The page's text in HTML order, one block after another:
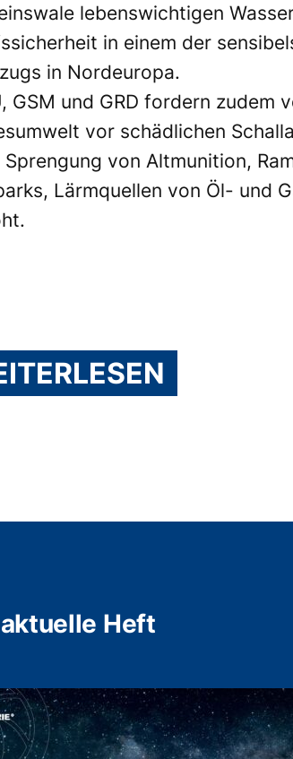
lebenswichtigen
in einem der
in Nordeuropa.
GSM und GRD fordern
vor schädlichen
Sprengung von Altmunition,
Lärmquellen von Öl- und
Heft